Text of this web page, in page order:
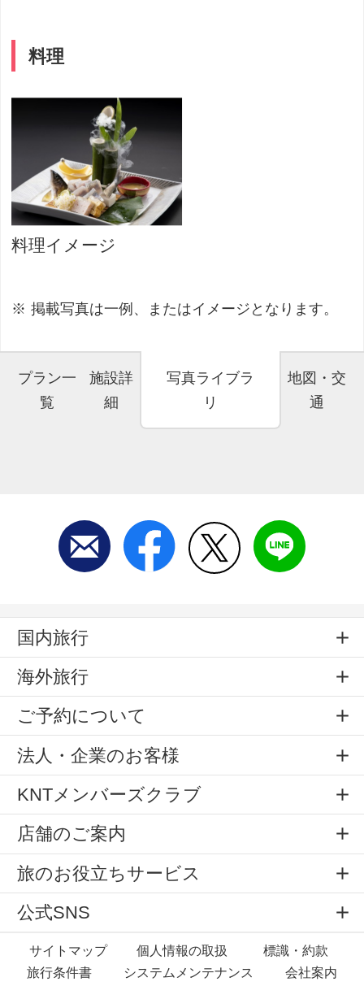
料理
料理イメージ
掲載写真は一例、またはイメージとなります。
プラン一
覧
施設詳
細
写真ライブラ
リ
地図・交
通
国内旅行
海外旅行
ご予約について
法人・企業のお客様
KNTメンバーズクラブ
店舗のご案内
旅のお役立ちサービス
公式SNS
サイトマップ 個人情報の取扱
標識・約款
旅行条件書
システムメンテナンス 会社案内